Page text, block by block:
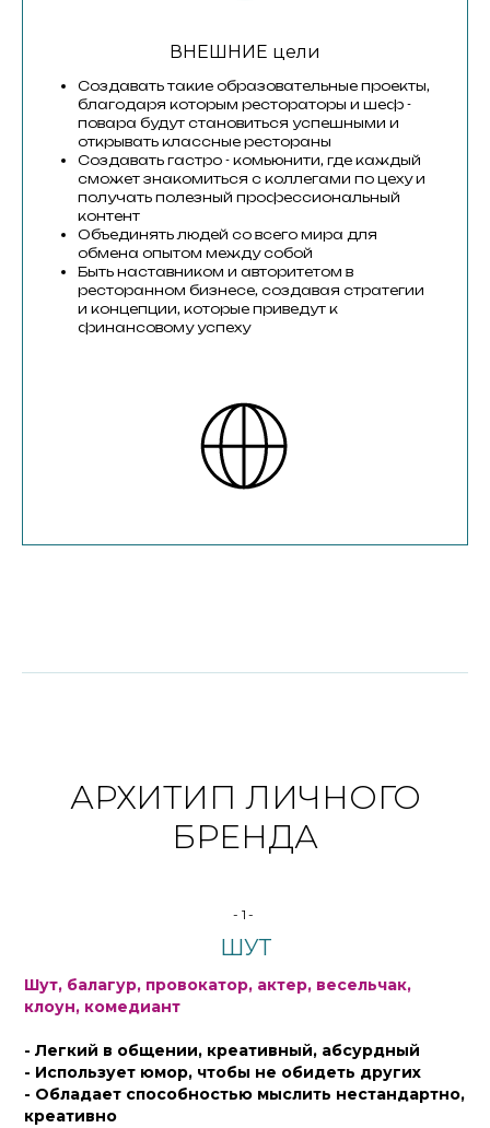
ВНЕШНИЕ цели
Создавать такие образовательные проекты,
благодаря которым рестораторы и шеф -
повара будут становиться успешными и
открывать классные рестораны
Создавать гастро - комьюнити, где каждый
сможет знакомиться с коллегами по цеху и
получать полезный профессиональный
контент
Объединять людей со всего мира для
обмена опытом между собой
Быть наставником и авторитетом в
ресторанном бизнесе, создавая стратегии
и концепции, которые приведут к
финансовому успеху
АРХИТИП ЛИЧНОГО
БРЕНДА
-1-
ШУТ
Шут, балагур, провокатор, актер, весельчак,
клоун, комедиант
- Легкий в общении, креативный, абсурдный
- Использует юмор, чтобы не обидеть других
- Обладает способностью мыслить нестандартно,
креативно